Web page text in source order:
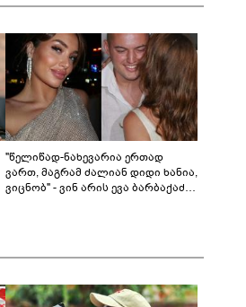
"წელიწად-ნახევარია ერთად
ვართ, მაგრამ ძალიან დიდი ხანია,
ვიცნობ" - ვინ არის ევა ბარბაქაძის